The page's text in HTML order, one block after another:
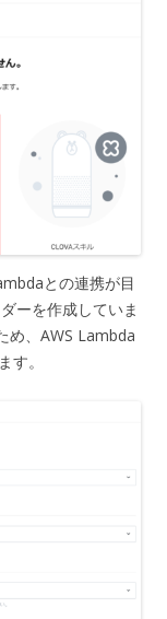
との連携が目
ーを作成していま
め、AWS Lambda
す。